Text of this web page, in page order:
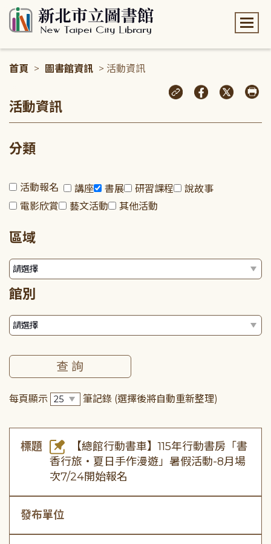
首頁 > 圖書館資訊 > 活動資訊
活動資訊
分類
活動報名 講座 書展 研習課程
說故事
電影欣賞
藝文活動 其他活動
區域
館別
每頁顯示 筆記錄 (選擇後將自動重新整理)
標題
【總館行動書車】115年行動書房「書
香行旅・夏日手作漫遊」暑假活動-8月場
次7/24開始報名
發布單位